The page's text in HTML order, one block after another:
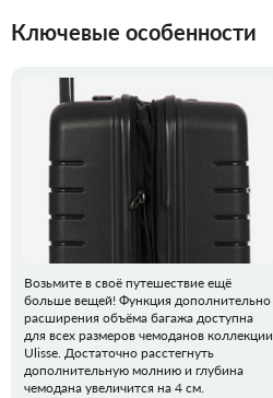
Ключевые особенности
Возьмите в своё путешествие ещё
больше вещей! Функция дополнительно
расширения объёма багажа доступна
для всех размеров чемоданов коллекции
Ulisse. Достаточно расстегнуть
дополнительную молнию и глубина
чемодана увеличится на 4 см.